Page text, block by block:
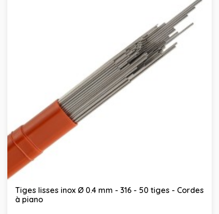
Tiges lisses inox Ø 0.4 mm - 316 - 50 tiges - Cordes
à piano